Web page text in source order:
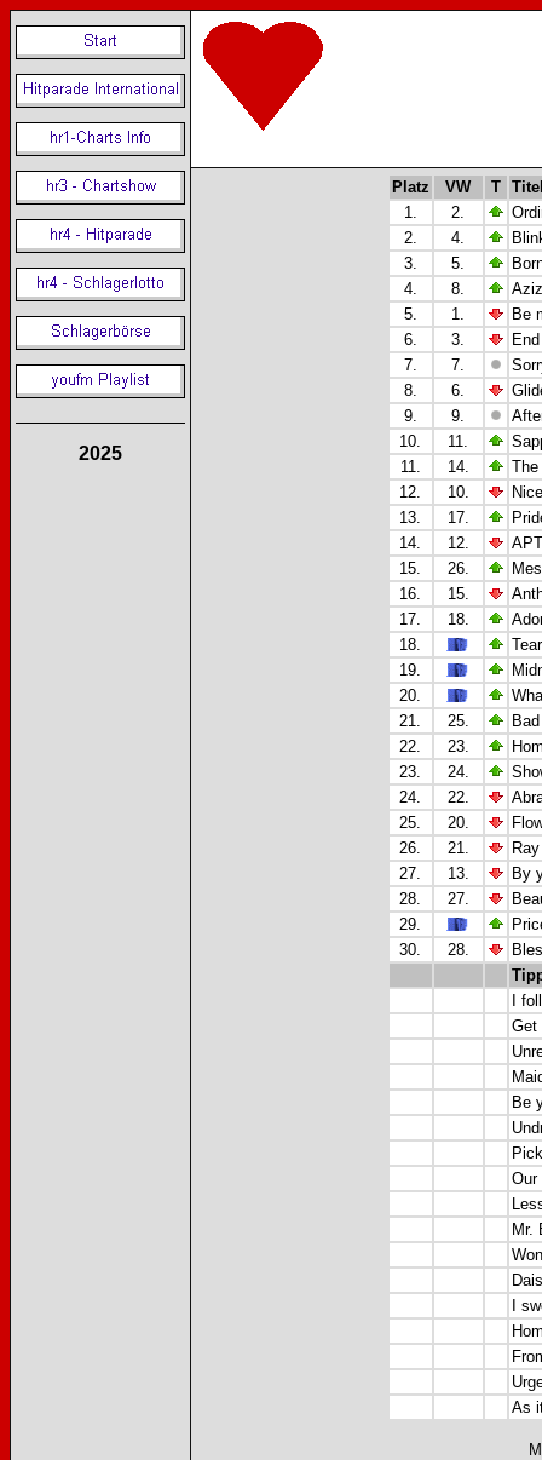
2025
Platz VW T
1.
2.
2.
4.
3.
5.
4.
8.
5.
1.
Be
6.
3.
7.
7.
8.
6.
9.
9.
10.
11.
11.
14.
12.
10.
13.
17.
14.
12.
15.
26.
16.
15.
17.
18.
18.
19.
20.
21.
25.
22.
23.
23.
24.
24.
22.
25.
20.
26.
21.
27.
13.
By
28.
27.
29.
30.
28.
I
Get
Be
Our
Mr.
I
As